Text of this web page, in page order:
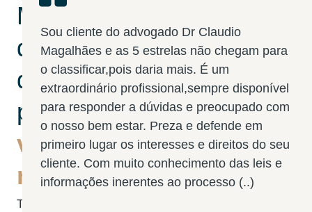
Mais
do
que
processos,
vidas
reconstruídas.
Testemunho
Sou cliente do advogado Dr Claudio
Magalhães e as 5 estrelas não chegam para
o classificar,pois daria mais. É um
extraordinário profissional,sempre disponível
para responder a dúvidas e preocupado com
o nosso bem estar. Preza e defende em
primeiro lugar os interesses e direitos do seu
cliente. Com muito conhecimento das leis e
informações inerentes ao processo (..)